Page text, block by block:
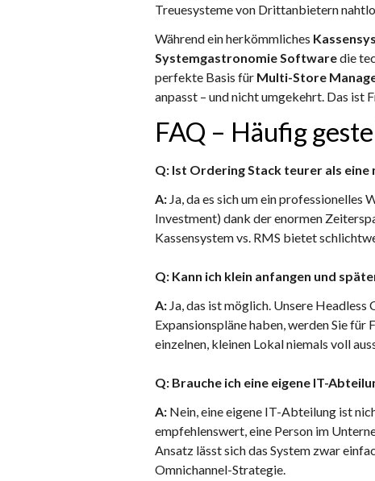
Treuesysteme von Drittanbietern
Während ein herkömmliches
Systemgastronomie Softwaredie
perfekte Basis für Multi-Store
anpasst – und nicht umgekehrt. Das ist
FAQ – Häufig
Q: Ist Ordering Stack teurer als eine
A: Ja, da es sich um ein
Investment) dank der enormen
Kassensystem vs. RMS bietet
Q: Kann ich klein anfangen und
A: Ja, das ist möglich. Unsere
Expansionspläne haben, werden Sie
einzelnen, kleinen Lokal niemals voll
Q: Brauche ich eine eigene IT-
A: Nein, eine eigene IT-Abteilung ist
empfehlenswert, eine Person im
Ansatz lässt sich das System zwar
Omnichannel-Strategie.